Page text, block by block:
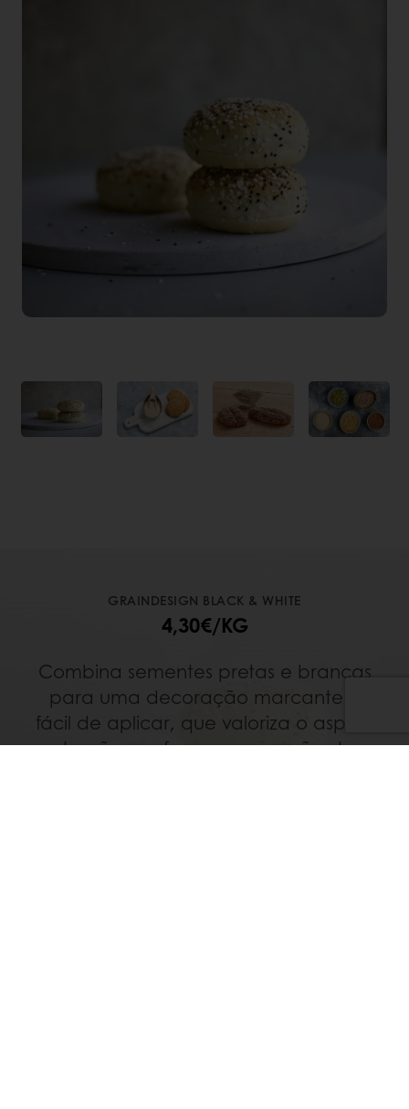
GRAINDESIGN BLACK & WHITE
4,30€/KG
Combina sementes pretas e brancas
para uma decoração marcante e
fácil de aplicar, que valoriza o aspeto
do pão e reforça a perceção de